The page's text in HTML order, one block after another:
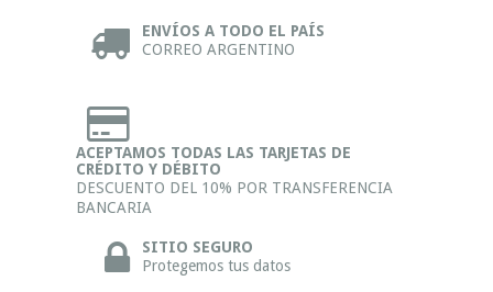
ENVÍOS A TODO EL PAÍS
CORREO ARGENTINO
ACEPTAMOS TODAS LAS TARJETAS DE
CRÉDITO Y DÉBITO
DESCUENTO DEL 10% POR TRANSFERENCIA
BANCARIA
SITIO SEGURO
Protegemos tus datos